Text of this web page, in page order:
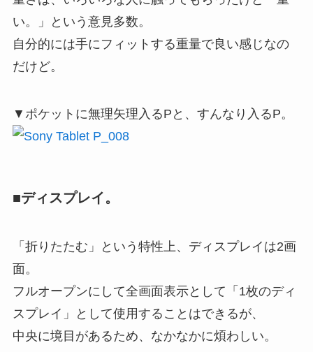
い。」という意見多数。
自分的には手にフィットする重量で良い感じなの
だけど。
▼ポケットに無理矢理入るPと、すんなり入るP。
■ディスプレイ。
「折りたたむ」という特性上、ディスプレイは2画
面。
フルオープンにして全画面表示として「1枚のディ
スプレイ」として使用することはできるが、
中央に境目があるため、なかなかに煩わしい。